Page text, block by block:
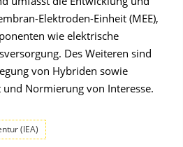
Elektroden-Einheit (MEE),
wie elektrische
Des Weiteren sind
von Hybriden sowie
Normierung von Interesse.
(IEA)